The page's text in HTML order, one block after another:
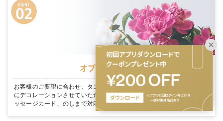
オプションが豊富
お客様のご要望に合わせ、タンプ専門スタッフが1つ1つ手作業で丁寧
にデコレーションさせていただきます。ラッピングからお花の同梱、メ
ッセージカード、のしまで対応！